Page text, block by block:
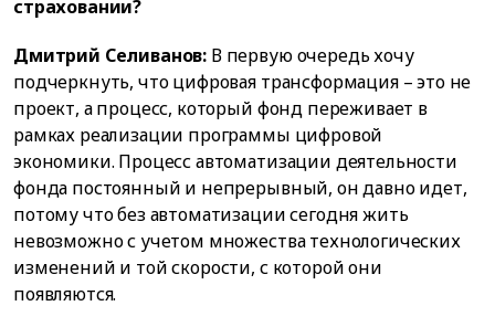
страховании?
Дмитрий Селиванов: В первую очередь хочу
подчеркнуть, что цифровая трансформация – это не
проект, а процесс, который фонд переживает в
рамках реализации программы цифровой
экономики. Процесс автоматизации деятельности
фонда постоянный и непрерывный, он давно идет,
потому что без автоматизации сегодня жить
невозможно с учетом множества технологических
изменений и той скорости, с которой они
появляются.